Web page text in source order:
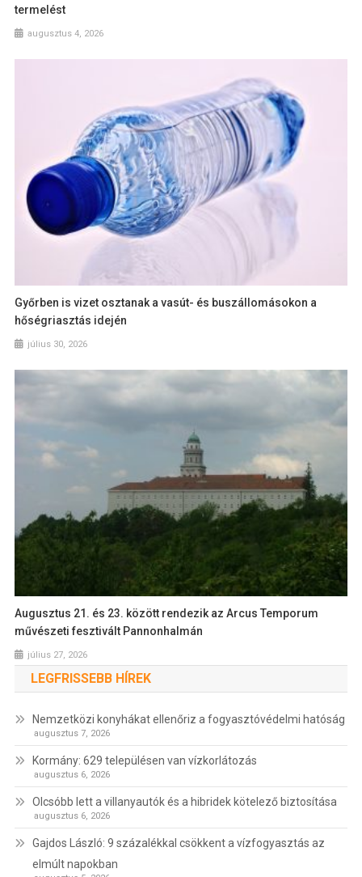
termelést
augusztus 4, 2026
Győrben is vizet osztanak a vasút- és buszállomásokon a
hőségriasztás idején
július 30, 2026
Augusztus 21. és 23. között rendezik az Arcus Temporum
művészeti fesztivált Pannonhalmán
július 27, 2026
LEGFRISSEBB HÍREK
Nemzetközi konyhákat ellenőriz a fogyasztóvédelmi hatóság
augusztus 7, 2026
Kormány: 629 településen van vízkorlátozás
augusztus 6, 2026
Olcsóbb lett a villanyautók és a hibridek kötelező biztosítása
augusztus 6, 2026
Gajdos László: 9 százalékkal csökkent a vízfogyasztás az
elmúlt napokban